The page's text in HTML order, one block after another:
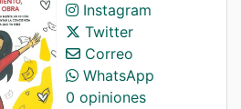
Instagram
Twitter
Correo
WhatsApp
0 opiniones